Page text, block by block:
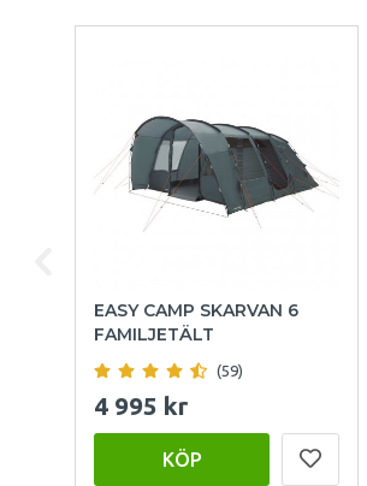
EASY CAMP SKARVAN 6
FAMILJETÄLT
(59)
4 995 kr
KÖP